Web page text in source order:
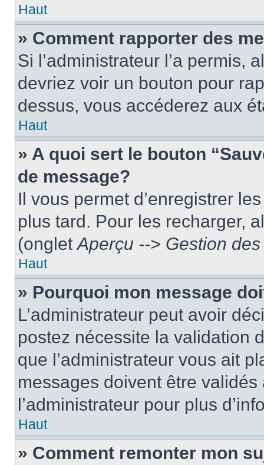
Haut
» Comment rapporter des
Si l’administrateur l’a permis,
devriez voir un bouton pour
dessus, vous accéderez aux
Haut
» A quoi sert le bouton
de message?
Il vous permet d’enregistrer
plus tard. Pour les recharger,
(ongletAperçu --> Gestion
Haut
» Pourquoi mon message
L’administrateur peut avoir
postez nécessite la validation
que l’administrateur vous ait
messages doivent être validés
l’administrateur pour plus
Haut
» Comment remonter mon